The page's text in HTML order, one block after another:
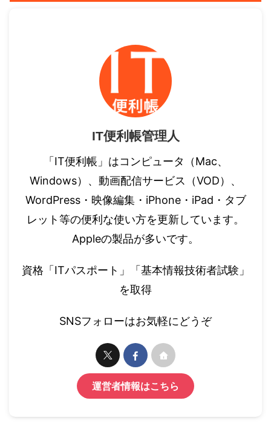
IT便利帳管理人
「IT便利帳」はコンピュータ（Mac、
Windows）、動画配信サービス（VOD）、
WordPress・映像編集・iPhone・iPad・タブ
レット等の便利な使い方を更新しています。
Appleの製品が多いです。
資格「ITパスポート」「基本情報技術者試験」
を取得
SNSフォローはお気軽にどうぞ
運営者情報はこちら